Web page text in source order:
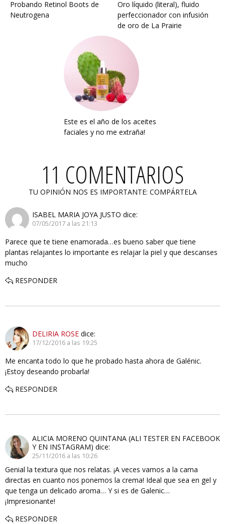
Probando Retinol Boots de
Neutrogena
Oro líquido (literal), fluido
perfeccionador con infusión
de oro de La Prairie
Este es el año de los aceites
faciales y no me extraña!
11 COMENTARIOS
TU OPINIÓN NOS ES IMPORTANTE: COMPÁRTELA
ISABEL MARIA JOYA JUSTO dice:
07/05/2017 a las 21:13
Parece que te tiene enamorada…es bueno saber que tiene
plantas relajantes lo importante es relajar la piel y que descanses
mucho
RESPONDER
DELIRIA ROSE dice:
17/12/2016 a las 19:25
Me encanta todo lo que he probado hasta ahora de Galénic.
¡Estoy deseando probarla!
RESPONDER
ALICIA MORENO QUINTANA (ALI TESTER EN FACEBOOK
Y EN INSTAGRAM) dice:
25/11/2016 a las 10:26
Genial la textura que nos relatas. ¡A veces vamos a la cama
directas en cuanto nos ponemos la crema! Ideal que sea en gel y
que tenga un delicado aroma… Y si es de Galenic…
¡Impresionante!
RESPONDER